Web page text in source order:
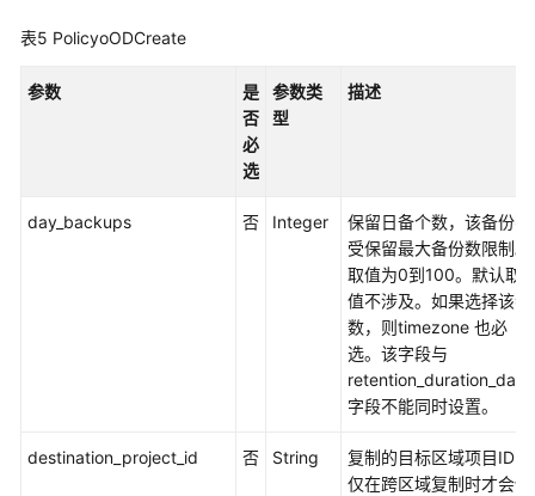
用
项
表5 PolicyoODCreate
参数
是
否
必
选
参数类
型
描述
day_backups 否 Integer
保留日备个数，该备份不
受保留最大备份数限制。
取值为0到100。默认取
值不涉及。如果选择该参
数，则timezone 也必
选。该字段与
retention_duration_days
字段不能同时设置。
destination_project_id 否 String
复制的目标区域项目ID，
仅在跨区域复制时才会使